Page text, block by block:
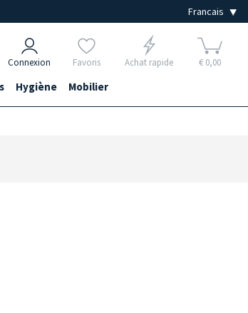
Connexion Favoris Achat rapide € 0,00
Hygiène Mobilier